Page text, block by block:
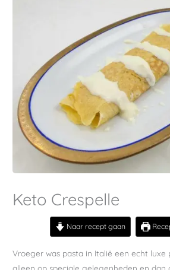
Keto Crespelle
Naar recept gaan
Vroeger was pasta in Italië een echt luxe